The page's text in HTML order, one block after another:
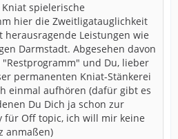
spielerische
hier die Zweitligatauglichkeit
Leistungen wie
Darmstadt. Abgesehen davon
und Du, lieber
permanenten Kniat-Stänkerei
einmal aufhören (dafür gibt es
Du Dich ja schon zur
für Off topic, ich will mir keine
anmaßen)